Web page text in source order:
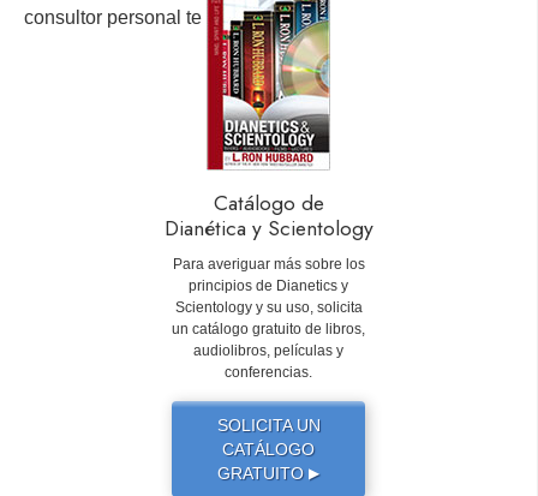
consultor personal te ayudará.
Catálogo de
Dianética y Scientology
Para averiguar más sobre los
principios de Dianetics y
Scientology y su uso, solicita
un catálogo gratuito de libros,
audiolibros, películas y
conferencias.
SOLICITA UN
CATÁLOGO
GRATUITO ▶